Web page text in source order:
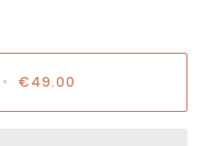
• €49.00